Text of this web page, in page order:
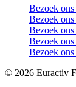
Bezoek
Bezoek
Bezoek ons
Bezoek
Bezoek
© 2026 Euractiv